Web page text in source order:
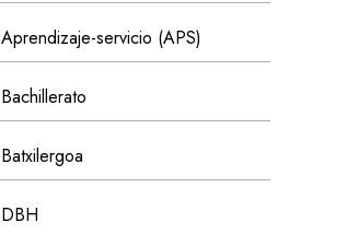
Aprendizaje-servicio (APS)
Bachillerato
Batxilergoa
DBH